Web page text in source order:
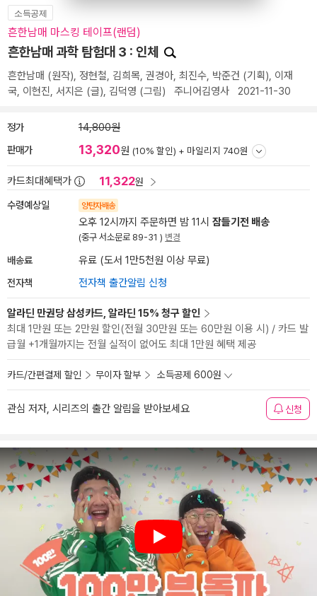
소득공제
흔한남매 마스킹 테이프(랜덤)
흔한남매 과학 탐험대 3 : 인체
흔한남매 (원작), 정현철, 김희목, 권경아, 최진수, 박준건 (기획), 이재
국, 이현진, 서지은 (글), 김덕영 (그림) 주니어김영사 2021-11-30
정가 14,800원
판매가 13,320원 (10% 할인) + 마일리지 740원
카드최대혜택가 11,322원
수령예상일 양탄자배송
오후 12시까지 주문하면 밤 11시 잠들기전 배송
(중구 서소문로 89-31 ) 변경
배송료 유료 (도서 1만5천원 이상 무료)
전자책 전자책 출간알림 신청
알라딘 만권당 삼성카드, 알라딘 15% 청구 할인
최대 1만원 또는 2만원 할인(전월 30만원 또는 60만원 이용 시) / 카드 발
급월 +1개월까지는 전월 실적이 없어도 최대 1만원 혜택 제공
카드/간편결제 할인 무이자 할부 소득공제 600원
관심 저자, 시리즈의 출간 알림을 받아보세요 신청
Play